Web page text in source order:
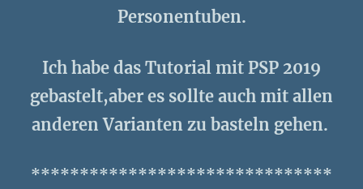
Personentuben.
Ich habe das Tutorial mit PSP 2019
gebastelt,aber es sollte auch mit allen
anderen Varianten zu basteln gehen.
*******************************